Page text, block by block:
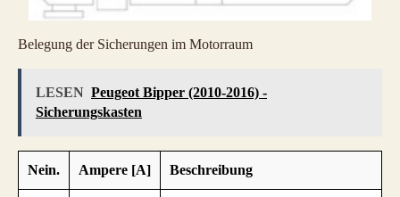
Belegung der Sicherungen im Motorraum
LESEN Peugeot Bipper (2010-2016) -
Sicherungskasten
Nein. Ampere [A] Beschreibung